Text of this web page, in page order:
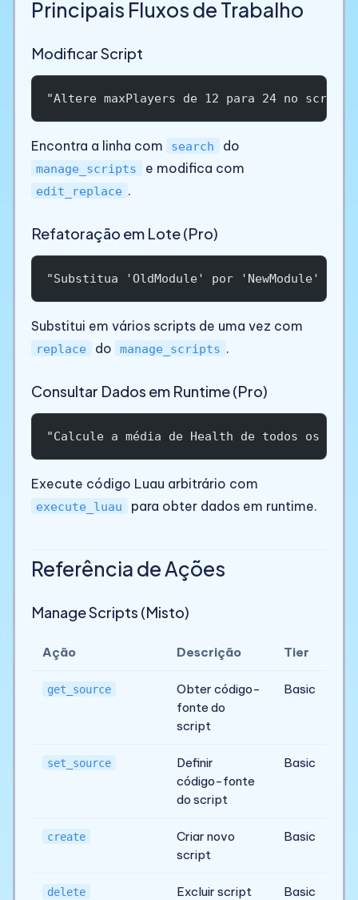
Principais Fluxos de Trabalho
Modificar Script
"Altere maxPlayers de 12 para 24 no script
Encontra a linha com search do
manage_scripts e modifica com
edit_replace .
Refatoração em Lote (Pro)
"Substitua 'OldModule' por 'NewModule' em
Substitui em vários scripts de uma vez com
replace do manage_scripts .
Consultar Dados em Runtime (Pro)
"Calcule a média de Health de todos os
Execute código Luau arbitrário com
execute_luau para obter dados em runtime.
Referência de Ações
Manage Scripts (Misto)
Ação Descrição Tier
get_source
Obter código-
fonte do
script
Basic
set_source
Definir
código-fonte
do script
Basic
create
Criar novo
script
Basic
delete Excluir script Basic